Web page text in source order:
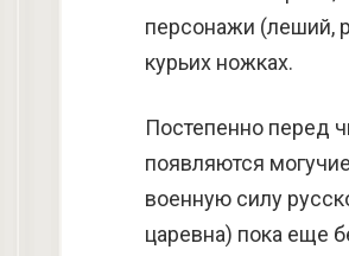
персонажи (леший,
курьих ножках.
Постепенно перед
появляются
военную силу
царевна) пока еще